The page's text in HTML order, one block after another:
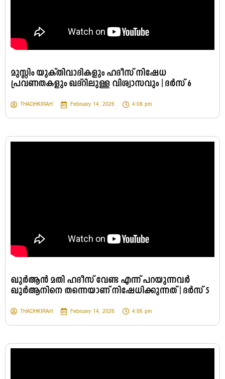
മുസ്ലിം യുക്തിവാദികളും ഹദീസ് നിഷേധ
പ്രവണതകളും ഖദ്റിലുള്ള വിശ്വാസവും | ദർസ് 6
THADHKIRAH February 14, 2026 4:08 pm
ഖുർആൻ മതി ഹദീസ് വേണ്ട എന്ന് പറയുന്നവർ
ഖുർആനിനെ തന്നെയാണ് നിഷേധിക്കുന്നത് | ദർസ് 5
THADHKIRAH February 14, 2026 4:06 pm